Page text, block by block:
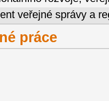
veřejné správy a
práce